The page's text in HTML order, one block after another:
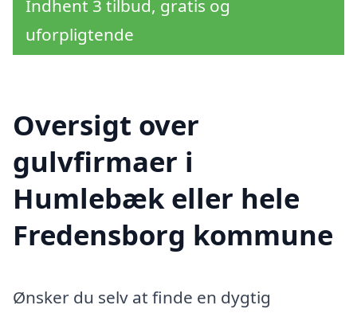
Indhent 3 tilbud, gratis og
uforpligtende
Oversigt over
gulvfirmaer i
Humlebæk eller hele
Fredensborg kommune
Ønsker du selv at finde en dygtig